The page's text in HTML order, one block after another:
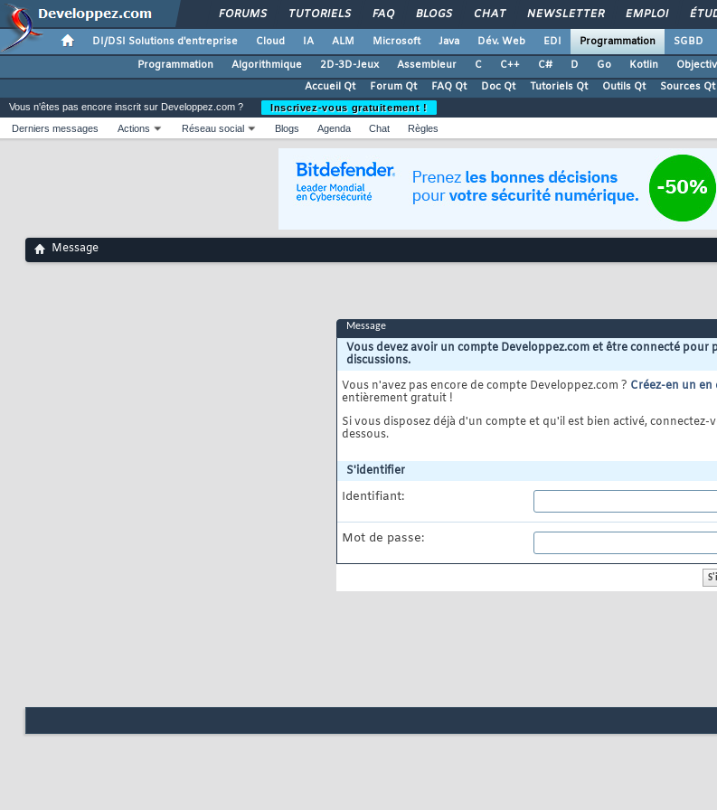
FORUMS TUTORIELS FAQ BLOGS CHAT NEWSLETTER EMPLOI
DI/DSI Solutions d'entreprise Cloud IA ALM Microsoft Java Dév. Web EDI Programmation SGBD
Programmation
Algorithmique 2D-3D-Jeux Assembleur C C++ C# D Go Kotlin
Accueil Qt
Forum Qt FAQ Qt Doc Qt Tutoriels Qt Outils Qt Sources Qt
Vous n'êtes pas encore inscrit sur Developpez.com ?
Inscrivez-vous gratuitement !
Derniers messages
Actions Réseau social Blogs Agenda Chat Règles
Message
Message
Vous devez avoir un compte Developpez.com et être connecté pour
discussions.
Vous n'avez pas encore de compte Developpez.com ? Créez-en un
entièrement gratuit !
Si vous disposez déjà d'un compte et qu'il est bien activé, connectez-
dessous.
S'identifier
Identifiant:
Mot de passe: